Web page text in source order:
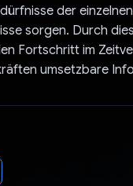
der
sorgen. Durch
Fortschritt im
umsetzbare